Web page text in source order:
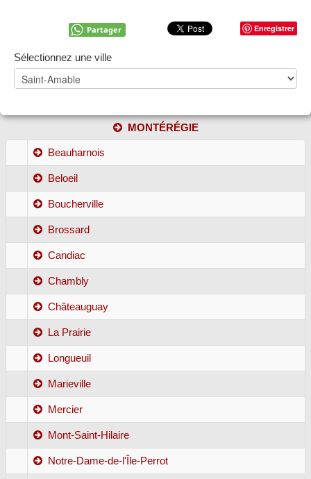
Enregistrer
Partager
Sélectionnez une ville
MONTÉRÉGIE
Beauharnois
Beloeil
Boucherville
Brossard
Candiac
Chambly
Châteauguay
La Prairie
Longueuil
Marieville
Mercier
Mont-Saint-Hilaire
Notre-Dame-de-l'Île-Perrot